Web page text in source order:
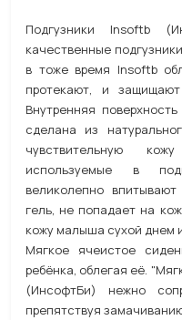
Подгузники Insoftb
качественные
в тоже время Insoftb
протекают, и
Внутренняя
сделана из
чувствительную
используемые в
великолепно
гель, не попадает на
кожу малыша сухой днем
Мягкое ячеистое
ребёнка, облегая её.
(ИнсофтБи) нежно
препятствуя